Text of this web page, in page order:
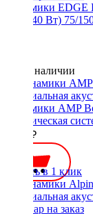
Динамики EDGE
RMS 40 Вт) 75/
Нет в наличии
Динамики AMP
акустическая
2550 ₽
Купить в 1 клик